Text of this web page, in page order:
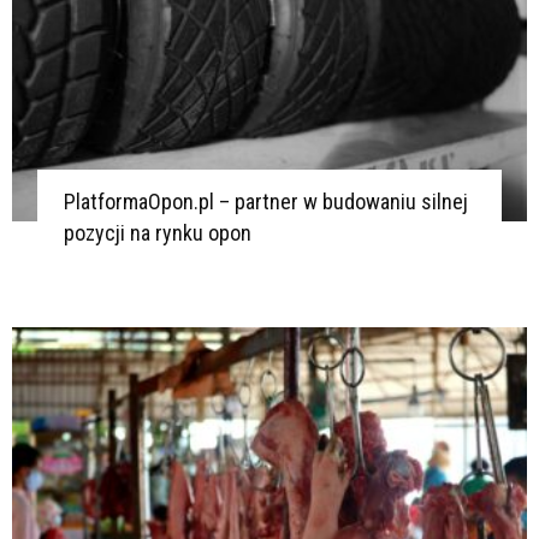
PlatformaOpon.pl – partner w budowaniu silnej
pozycji na rynku opon